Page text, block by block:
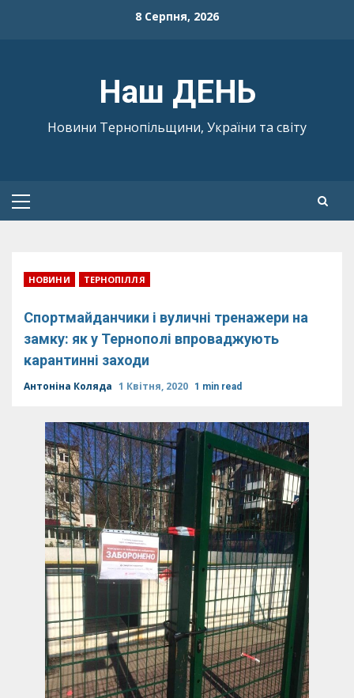
8 Серпня, 2026
Наш ДЕНЬ
Новини Тернопільщини, України та світу
Primary
НОВИНИ ТЕРНОПІЛЛЯ
Спортмайданчики і вуличні тренажери на
замку: як у Тернополі впроваджують
карантинні заходи
Антоніна Коляда 1 Квітня, 2020 1 min read